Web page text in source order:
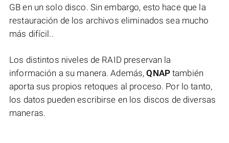
GB en un solo disco. Sin embargo, esto hace que la
restauración de los archivos eliminados sea mucho
más difícil..
Los distintos niveles de RAID preservan la
información a su manera. Además,QNAPtambién
aporta sus propios retoques al proceso. Por lo tanto,
los datos pueden escribirse en los discos de diversas
maneras.